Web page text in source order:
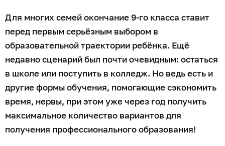
Для многих семей окончание 9-го класса ставит
перед первым серьёзным выбором в
образовательной траектории ребёнка. Ещё
недавно сценарий был почти очевидным: остаться
в школе или поступить в колледж. Но ведь есть и
другие формы обучения, помогающие сэкономить
время, нервы, при этом уже через год получить
максимальное количество вариантов для
получения профессионального образования!